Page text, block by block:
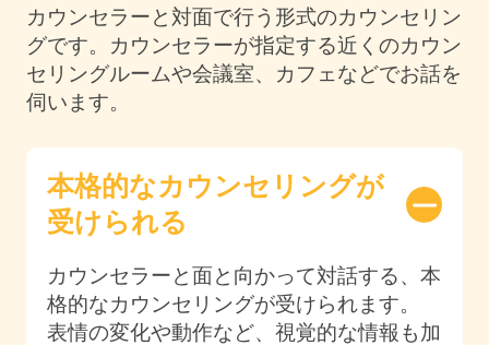
カウンセラーと対面で行う形式のカウンセリン
グです。カウンセラーが指定する近くのカウン
セリングルームや会議室、カフェなどでお話を
伺います。
本格的なカウンセリングが
受けられる
カウンセラーと面と向かって対話する、本
格的なカウンセリングが受けられます。
表情の変化や動作など、視覚的な情報も加